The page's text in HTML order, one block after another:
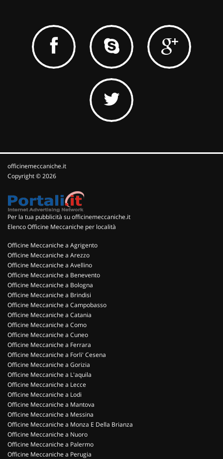
officinemeccaniche.it
Copyright © 2026
Per la tua pubblicità su officinemeccaniche.it
Elenco Officine Meccaniche per località
Officine Meccaniche a Agrigento
Officine Meccaniche a Arezzo
Officine Meccaniche a Avellino
Officine Meccaniche a Benevento
Officine Meccaniche a Bologna
Officine Meccaniche a Brindisi
Officine Meccaniche a Campobasso
Officine Meccaniche a Catania
Officine Meccaniche a Como
Officine Meccaniche a Cuneo
Officine Meccaniche a Ferrara
Officine Meccaniche a Forli' Cesena
Officine Meccaniche a Gorizia
Officine Meccaniche a L'aquila
Officine Meccaniche a Lecce
Officine Meccaniche a Lodi
Officine Meccaniche a Mantova
Officine Meccaniche a Messina
Officine Meccaniche a Monza E Della Brianza
Officine Meccaniche a Nuoro
Officine Meccaniche a Palermo
Officine Meccaniche a Perugia